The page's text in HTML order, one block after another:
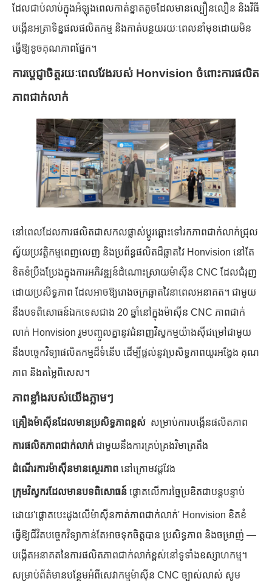
ដែលជាប់លាប់ក្នុងអំឡុងពេលកាត់ខ្នាតតូចដែលមានល្បឿនលឿន និងវិធី
បង្កើនអត្រាទិន្នផលផលិតកម្ម និងកាត់បន្ថយរយៈពេលនាំមុខដោយមិន
ធ្វើឱ្យខូចគុណភាពផ្នែក។
ការប្តេជ្ញាចិត្តរយៈពេលវែងរបស់ Honvision ចំពោះការផលិត
ភាពជាក់លាក់
នៅពេលដែលការផលិតជាសកលផ្លាស់ប្តូរឆ្ពោះទៅរកភាពជាក់លាក់ជ្រុល
ស្វ័យប្រវត្តិកម្មពេញលេញ និងប្រព័ន្ធផលិតដ៏ឆ្លាតវៃ Honvision នៅតែ
ខិតខំប្រឹងប្រែងក្នុងការអភិវឌ្ឍន៍ដំណោះស្រាយម៉ាស៊ីន CNC ដែលជំរុញ
ដោយប្រសិទ្ធភាព ដែលអាចឱ្យរោងចក្រឆ្លាតវៃនាពេលអនាគត។ ជាមួយ
នឹងបទពិសោធន៍ឯកទេសជាង 20 ឆ្នាំនៅក្នុងម៉ាស៊ីន CNC ភាពជាក់
លាក់ Honvision រួមបញ្ចូលគ្នានូវជំនាញវិស្វកម្មយ៉ាងស៊ីជម្រៅជាមួយ
នឹងបច្ចេកវិទ្យាផលិតកម្មដ៏ទំនើប ដើម្បីផ្តល់នូវប្រសិទ្ធភាពយូរអង្វែង គុណ
ភាព និងតម្លៃពិសេស។
ភាពខ្លាំងរបស់យើងភ្លាមៗ
គ្រឿងម៉ាស៊ីនដែលមានប្រសិទ្ធភាពខ្ពស់ សម្រាប់ការបង្កើនផលិតភាព
ការផលិតភាពជាក់លាក់ ជាមួយនឹងការគ្រប់គ្រងវិមាត្រតឹង
ដំណើរការម៉ាស៊ីនមានស្ថេរភាព នៅក្រោមវដ្តវែង
ក្រុមវិស្វករដែលមានបទពិសោធន៍ ផ្តោតលើការច្នៃប្រឌិតជាបន្តបន្ទាប់
ដោយ'ផ្តោតបេះដូងលើម៉ាស៊ីនកាត់ភាពជាក់លាក់' Honvision ខិតខំ
ធ្វើឱ្យជីវិតបច្ចេកវិទ្យាកាន់តែអាចទុកចិត្តបាន ប្រសិទ្ធភាព និងចម្រាញ់ —
បង្កើតអនាគតនៃការផលិតភាពជាក់លាក់ខ្ពស់នៅទូទាំងឧស្សាហកម្ម។
សម្រាប់ព័ត៌មានបន្ថែមអំពីសេវាកម្មម៉ាស៊ីន CNC ច្បាស់លាស់ សូម